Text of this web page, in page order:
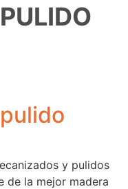
PULIDO
y pulidos
de la mejor madera